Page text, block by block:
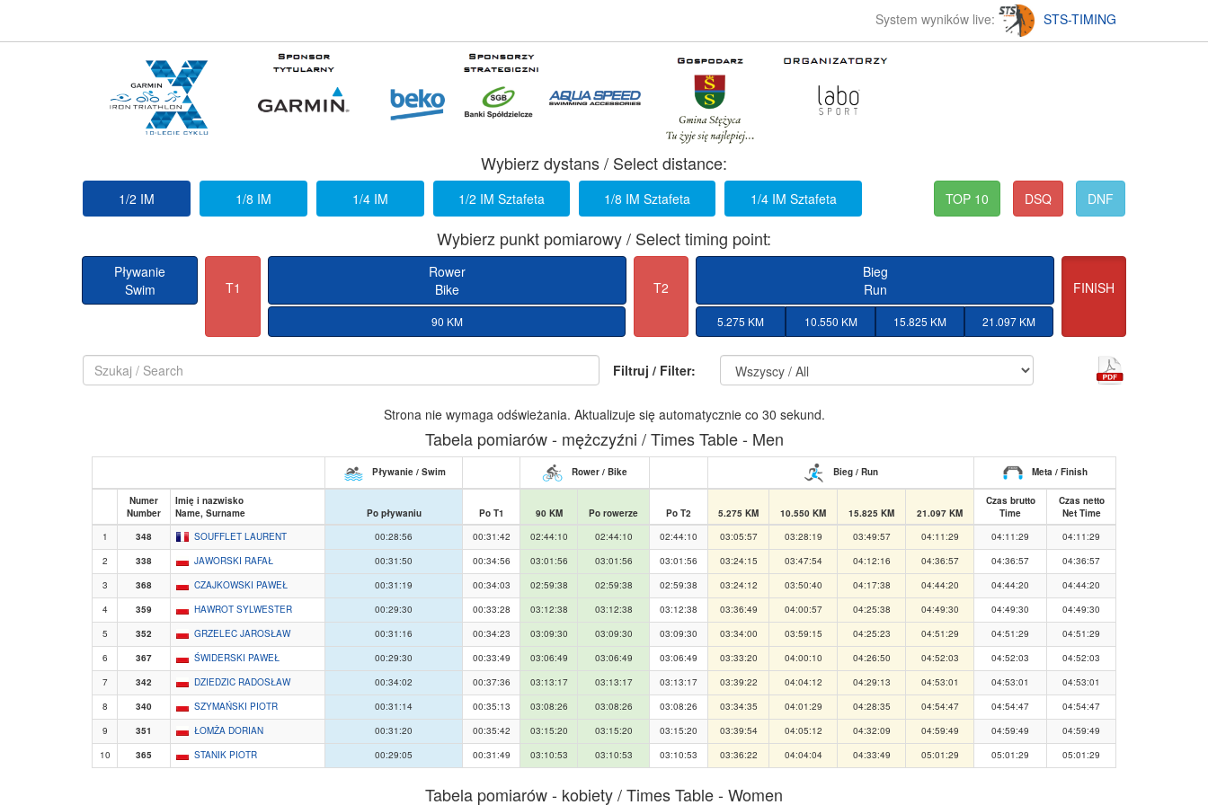
System wyników live: STS-TIMING
Wybierz dystans / Select distance:
1/2 IM 1/8 IM 1/4 IM 1/2 IM Sztafeta 1/8 IM Sztafeta 1/4 IM Sztafeta TOP 10 DSQ DNF
Wybierz punkt pomiarowy / Select timing point:
Pływanie
Swim
T1
Rower
Bike
90 KM
T2
Bieg
Run
5.275 KM 10.550 KM 15.825 KM 21.097 KM
FINISH
Filtruj / Filter:
Strona nie wymaga odświeżania. Aktualizuje się automatycznie co 30 sekund.
Tabela pomiarów - mężczyźni / Times Table - Men
Pływanie / Swim Rower / Bike Bieg / Run Meta / Finish
Numer
Number
Imię i nazwisko
Name, Surname
Po pływaniu Po T1 90 KM Po rowerze Po T2 5.275 KM 10.550 KM 15.825 KM 21.097 KM
Czas brutto
Time
Czas netto
Net Time
1
348 SOUFFLET LAURENT 00:28:56 00:31:42 02:44:10 02:44:10 02:44:10 03:05:57 03:28:19 03:49:57 04:11:29 04:11:29
04:11:29
2
338 JAWORSKI RAFAŁ 00:31:50 00:34:56 03:01:56 03:01:56 03:01:56 03:24:15 03:47:54 04:12:16 04:36:57 04:36:57
04:36:57
3
368 CZAJKOWSKI PAWEŁ 00:31:19 00:34:03 02:59:38 02:59:38 02:59:38 03:24:12 03:50:40 04:17:38 04:44:20 04:44:20
04:44:20
4
359 HAWROT SYLWESTER 00:29:30 00:33:28 03:12:38 03:12:38 03:12:38 03:36:49 04:00:57 04:25:38 04:49:30 04:49:30
04:49:30
5
352 GRZELEC JAROSŁAW 00:31:16 00:34:23 03:09:30 03:09:30 03:09:30 03:34:00 03:59:15 04:25:23 04:51:29 04:51:29
04:51:29
6
367 ŚWIDERSKI PAWEŁ 00:29:30 00:33:49 03:06:49 03:06:49 03:06:49 03:33:20 04:00:10 04:26:50 04:52:03 04:52:03
04:52:03
7
342 DZIEDZIC RADOSŁAW 00:34:02 00:37:36 03:13:17 03:13:17 03:13:17 03:39:22 04:04:12 04:29:13 04:53:01 04:53:01
04:53:01
8
340 SZYMAŃSKI PIOTR 00:31:14 00:35:13 03:08:26 03:08:26 03:08:26 03:34:35 04:01:29 04:28:35 04:54:47 04:54:47
04:54:47
9
351 ŁOMŻA DORIAN 00:31:20 00:35:42 03:15:20 03:15:20 03:15:20 03:39:54 04:05:12 04:32:09 04:59:49 04:59:49
04:59:49
10
365 STANIK PIOTR 00:29:05 00:31:49 03:10:53 03:10:53 03:10:53 03:36:22 04:04:04 04:33:49 05:01:29 05:01:29 05:01:29
Tabela pomiarów - kobiety / Times Table - Women